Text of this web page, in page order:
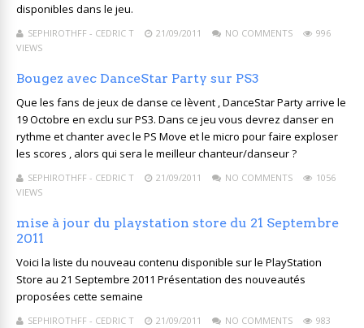
disponibles dans le jeu.
SEPHIROTHFF - CEDRIC T 21/09/2011 NO COMMENTS
996
VIEWS
Bougez avec DanceStar Party sur PS3
Que les fans de jeux de danse ce lèvent , DanceStar Party arrive le
19 Octobre en exclu sur PS3. Dans ce jeu vous devrez danser en
rythme et chanter avec le PS Move et le micro pour faire exploser
les scores , alors qui sera le meilleur chanteur/danseur ?
SEPHIROTHFF - CEDRIC T 21/09/2011 NO COMMENTS
1056
VIEWS
mise à jour du playstation store du 21 Septembre
2011
Voici la liste du nouveau contenu disponible sur le PlayStation
Store au 21 Septembre 2011 Présentation des nouveautés
proposées cette semaine
SEPHIROTHFF - CEDRIC T 21/09/2011 NO COMMENTS
983